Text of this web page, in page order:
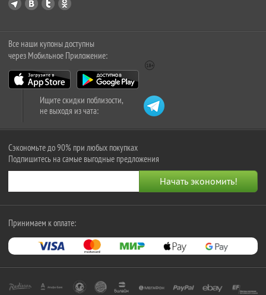
Все наши купоны доступны
через Мобильное Приложение:
Ищите скидки поблизости,
не выходя из чата:
Сэкономьте до 90% при любых покупках
Подпишитесь на самые выгодные предложения
Принимаем к оплате: